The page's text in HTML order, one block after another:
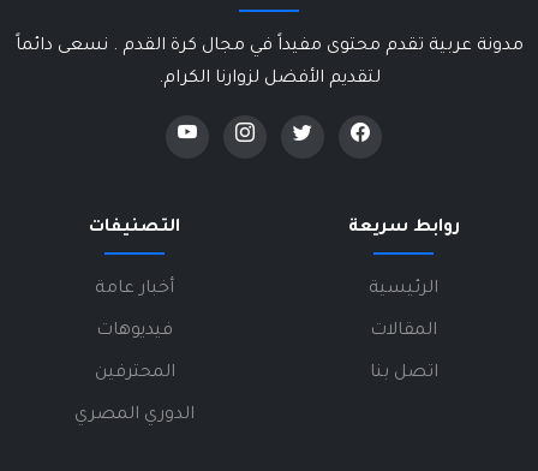
مدونة عربية تقدم محتوى مفيداً في مجال كرة القدم . نسعى دائماً
لتقديم الأفضل لزوارنا الكرام.
روابط سريعة
الرئيسية
المقالات
اتصل بنا
التصنيفات
أخبار عامة
فيديوهات
المحترفين
الدوري المصري